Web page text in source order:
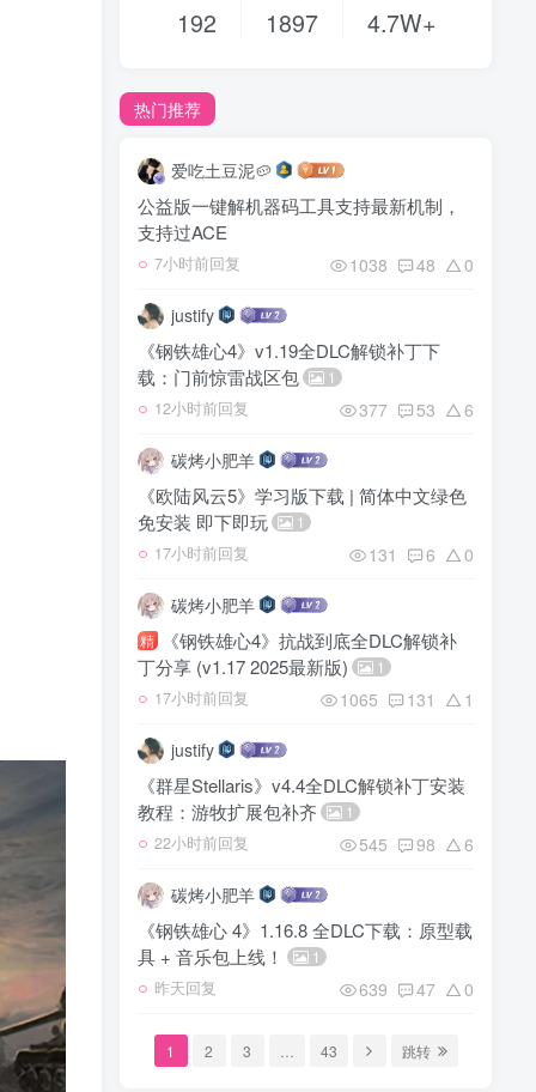
192 1897 4.7W+
热门推荐
爱吃土豆泥🥔
公益版一键解机器码工具支持最新机制，
支持过ACE
7小时前回复 1038 48 0
justify
《钢铁雄心4》v1.19全DLC解锁补丁下
载：门前惊雷战区包
1
12小时前回复 377 53 6
碳烤小肥羊
《欧陆风云5》学习版下载 | 简体中文绿色
免安装 即下即玩
1
17小时前回复 131 6 0
碳烤小肥羊
精
《钢铁雄心4》抗战到底全DLC解锁补
丁分享 (v1.17 2025最新版)
1
17小时前回复 1065 131 1
justify
《群星Stellaris》v4.4全DLC解锁补丁安装
教程：游牧扩展包补齐
1
22小时前回复 545 98 6
碳烤小肥羊
《钢铁雄心 4》1.16.8 全DLC下载：原型载
具 + 音乐包上线！
1
昨天回复 639 47 0
1 2 3 43 跳转